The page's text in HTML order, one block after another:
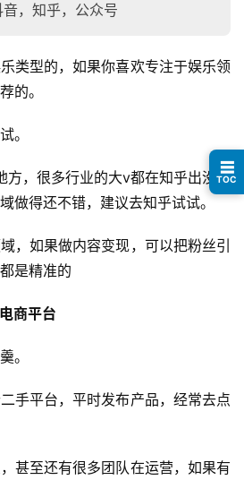
注册
，知乎，公众号
类型的，如果你喜欢专注于娱乐领
的。
。
方，很多行业的大v都在知乎出没，
做得还不错，建议去知乎试试。
，如果做内容变现，可以把粉丝引
是精准的
商平台
。
手平台，平时发布产品，经常去点
甚至还有很多团队在运营，如果有
☰
TOC